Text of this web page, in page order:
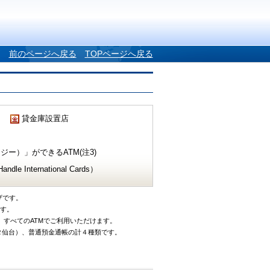
前のページへ戻る TOPページへ戻る
貸金庫設置店
ー）」ができるATM(注3)
International Cards）
す。
。
べてのATMでご利用いただけます。
台）、普通預金通帳の計４種類です。